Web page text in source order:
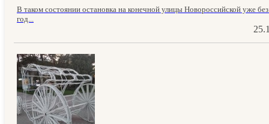
В таком состоянии остановка на конечной улицы Новороссийской уже
год...